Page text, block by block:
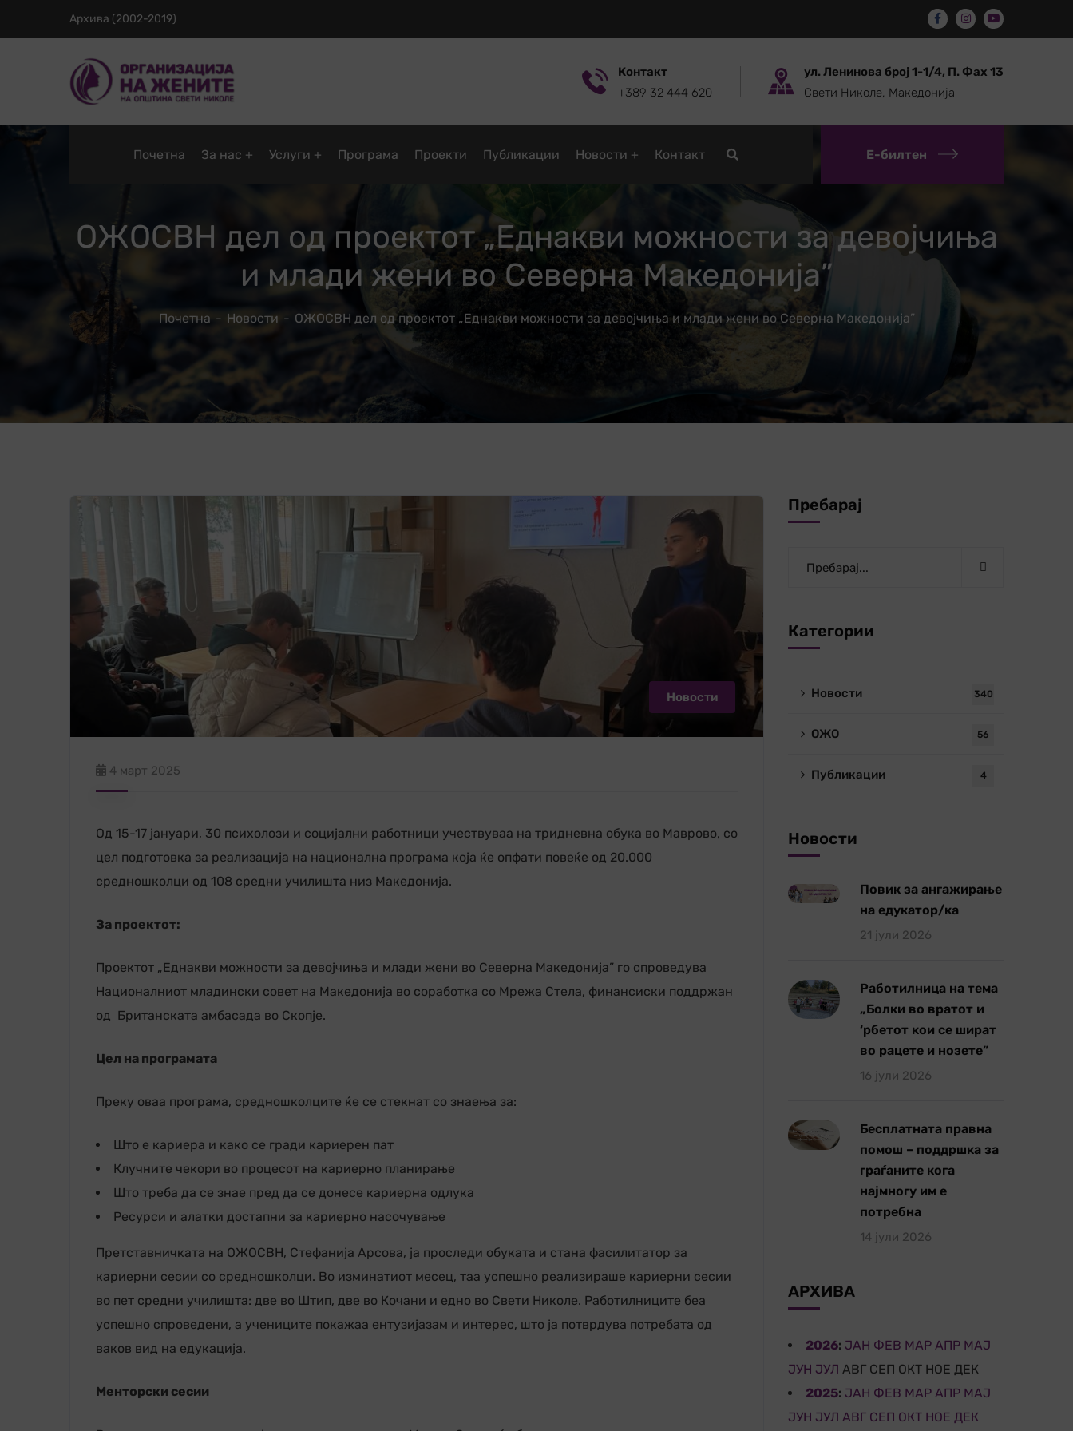
Архива (2002-2019)
Контакт
+389 32 444 620
ул. Ленинова број 1-1/4, П. Фах 13
Свети Николе, Македонија
Почетна За нас Услуги Програмa Проекти Публикации Новости Контакт Е-билтен
ОЖОСВН дел од проектот „Еднакви можности за девојчиња
и млади жени во Северна Македонија”
Почетна Новости ОЖОСВН дел од проектот „Еднакви можности за девојчиња и млади жени во Северна Македонија”
Новости
4 март 2025
Од 15-17 јануари, 30 психолози и социјални работници учествуваа на тридневна обука во Маврово, со
цел подготовка за реализација на национална програма која ќе опфати повеќе од 20.000
средношколци од 108 средни училишта низ Македонија.
За проектот:
Проектот „Еднакви можности за девојчиња и млади жени во Северна Македониjа” го спроведува
Националниот младински совет на Македонија во соработка со Мрежа Стела, финансиски поддржан
од Британската амбасада во Скопје.
Цел на програмата
Преку оваа програма, средношколците ќе се стекнат со знаења за:
Што е кариера и како се гради кариерен пат
Клучните чекори во процесот на кариерно планирање
Што треба да се знае пред да се донесе кариерна одлука
Ресурси и алатки достапни за кариерно насочување
Претставничката на ОЖОСВН, Стефанија Арсова, ја проследи обуката и стана фасилитатор за
кариерни сесии со средношколци. Во изминатиот месец, таа успешно реализираше кариерни сесии
во пет средни училишта: две во Штип, две во Кочани и едно во Свети Николе. Работилниците беа
успешно спроведени, а учениците покажаа ентузијазам и интерес, што ја потврдува потребата од
ваков вид на едукација.
Менторски сесии
Пребарај
Категории
Новости 340
ОЖО 56
Публикации 4
Новости
Повик за ангажирање
на едукатор/ка
21 јули 2026
Работилница на тема
„Болки во вратот и
‘рбетот кои се шират
во рацете и нозете”
16 јули 2026
Бесплатната правна
помош – поддршка за
граѓаните кога
најмногу им е
потребна
14 јули 2026
АРХИВА
2026: ЈАН ФЕВ МАР АПР МАЈ
ЈУН ЈУЛ АВГ СЕП ОКТ НОЕ ДЕК
2025: ЈАН ФЕВ МАР АПР МАЈ
ЈУН ЈУЛ АВГ СЕП ОКТ НОЕ ДЕК